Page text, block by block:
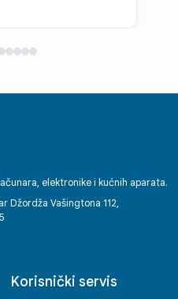
elektronike i kućnih aparata.
Džordža Vašingtona 112,
Korisnički servis